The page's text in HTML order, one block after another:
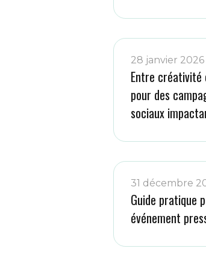
28 janvier 2026
Entre
pour des
sociaux
31 décembre
Guide pratique
événement